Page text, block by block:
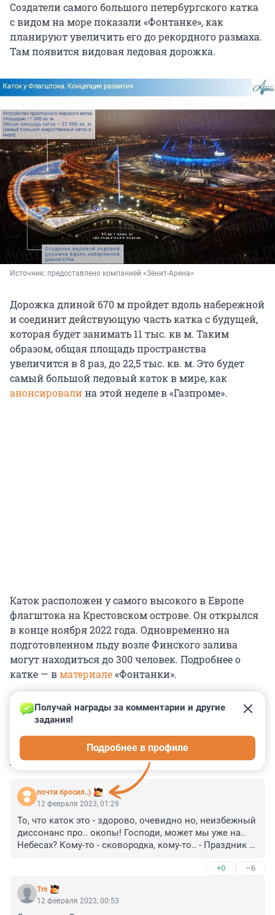
Создатели самого большого петербургского катка
с видом на море показали «Фонтанке», как
планируют увеличить его до рекордного размаха.
Там появится видовая ледовая дорожка.
Источник: предоставлено компанией «Зенит-Арена»
Дорожка длиной 670 м пройдет вдоль набережной
и соединит действующую часть катка с будущей,
которая будет занимать 11 тыс. кв м. Таким
образом, общая площадь пространства
увеличится в 8 раз, до 22,5 тыс. кв. м. Это будет
самый большой ледовый каток в мире, как
анонсировалина этой неделе в «Газпроме».
Каток расположен у самого высокого в Европе
флагштока на Крестовском острове. Он открылся
в конце ноября 2022 года. Одновременно на
подготовленном льду возле Финского залива
могут находиться до 300 человек. Подробнее о
катке — вматериале«Фонтанки».
КОММЕНТАРИИ 87
почти бросил..)
Получай награды за комментарии и другие
задания!
Подробнее в профиле
12 февраля 2023, 01:29
То, что каток это - здорово, очевидно но, неизбежный
диссонанс про.. окопы! Господи, может мы уже на..
Небесах? Кому-то - сковородка, кому-то.. - Праздник
целой страной? - В чём твой вопрос? - Смотри, я
понимаю, что не у дел давно этот "президент" и, как и
принято давно у них, подводят они.. - "подсчёты"
примитивные "свои", как быть им дальше.., после.. -
+0 –6
Tre
12 февраля 2023, 00:53